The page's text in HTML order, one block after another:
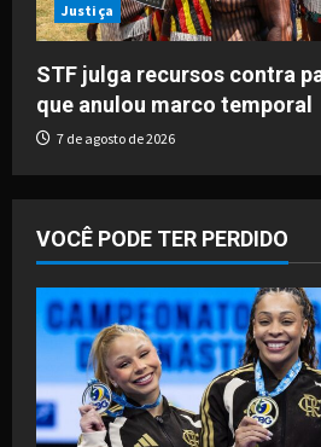
Justiça
STF julga recursos contra
que anulou marco temporal
7 de agosto de 2026
VOCÊ PODE TER PERDIDO